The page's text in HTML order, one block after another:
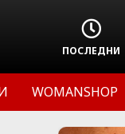
ПОСЛЕДНИ
WOMANSHOP